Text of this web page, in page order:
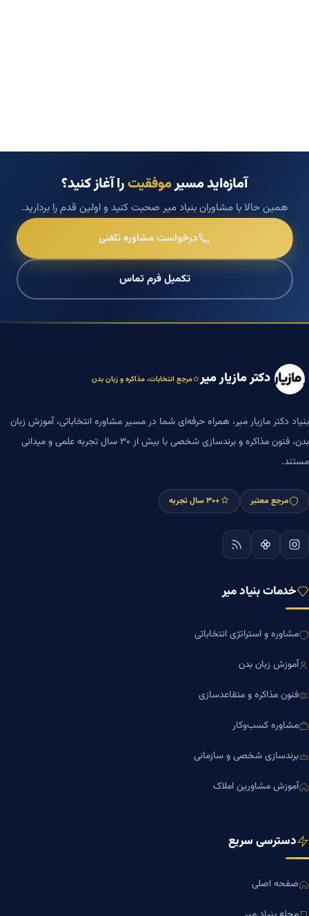
آمازه‌اید مسیرموفقیترا آغاز کنید؟
همین حالا با مشاوران بنیاد میر صحبت کنید و اولین قدم را بردارید.
درخواست مشاوره تلفنی
تکمیل فرم تماس
دکتر مازیار میر مرجع انتخابات، مذاکره و زبان بدن
بنیاد دکتر مازیار میر، همراه حرفه‌ای شما در مسیر مشاوره انتخاباتی، آموزش زبان
بدن، فنون مذاکره و برندسازی شخصی با بیش از ۳۰ سال تجربه علمی و میدانی
مستند.
مرجع معتبر +۳۰ سال تجربه
خدمات بنیاد میر
مشاوره و استراتژی انتخاباتی
آموزش زبان بدن
فنون مذاکره و متقاعدسازی
مشاوره کسب‌وکار
برندسازی شخصی و سازمانی
آموزش مشاورین املاک
دسترسی سریع
صفحه اصلی